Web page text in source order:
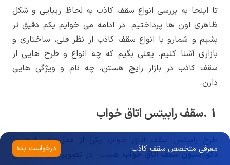
تا اینجا به بررسی انواع سقف کاذب به لحاظ زیبایی و شکل
ظاهری اون ها پرداختیم. در ادامه می خوایم یکم دقیق تر
بشیم و شمارو با انواع سقف کاذب از نظر فنی، ساختاری و
بازاری آشنا کنیم. یعنی بگیم که چه انواع و طرح هایی از
سقف کاذب در بازار رایج هستن، چه نام و ویژگی هایی
دارن.
1 .سقف رابیتس اتاق خواب
طرح رابیتس سقف اتاق خواب یکی از مدل‌های رایج در
دکوراسیون سقف اتاق خواب
هست. در تصویر زیر، یک مدل
معرفی متخصص سقف کاذب درخواست بده